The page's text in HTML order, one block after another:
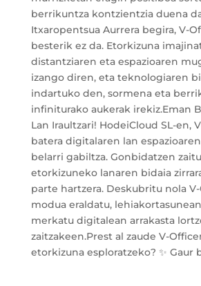
berrikuntza kontzientzia duena
Itxaropentsua Aurrera begira, V-
besterik ez da. Etorkizuna
distantziaren eta espazioaren
izango diren, eta teknologiaren
indartuko den, sormena eta
infiniturako aukerak irekiz.Eman
Lan Iraultzari! HodeiCloud SL-en,
batera digitalaren lan
belarri gabiltza. Gonbidatzen
etorkizuneko lanaren bidaia
parte hartzera. Deskubritu nola
modua eraldatu,
merkatu digitalean arrakasta
zaitzakeen.Prest al zaude V-
etorkizuna esploratzeko? ✨ Gaur